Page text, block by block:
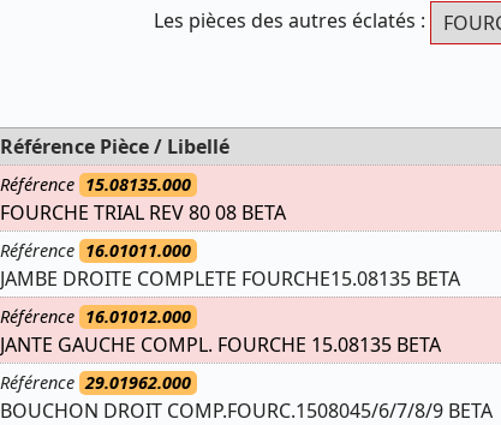
Les pièces des autres éclatés :
Référence Pièce / Libellé
Référence 15.08135.000
FOURCHE TRIAL REV 80 08 BETA
Référence 16.01011.000
JAMBE DROITE COMPLETE FOURCHE15.08135 BETA
Référence 16.01012.000
JANTE GAUCHE COMPL. FOURCHE 15.08135 BETA
Référence 29.01962.000
BOUCHON DROIT COMP.FOURC.1508045/6/7/8/9 BETA